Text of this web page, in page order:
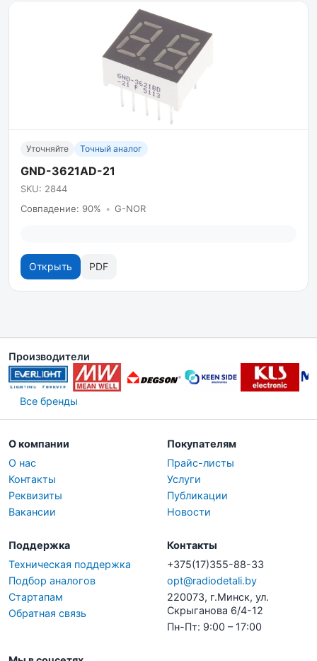
Уточняйте Точный аналог
GND-3621AD-21
SKU: 2844
Совпадение: 90% • G-NOR
Открыть PDF
Производители
Все бренды
О компании
О нас
Контакты
Реквизиты
Вакансии
Покупателям
Прайс-листы
Услуги
Публикации
Новости
Поддержка
Техническая поддержка
Подбор аналогов
Стартапам
Обратная связь
Контакты
+375(17)355-88-33
opt@radiodetali.by
220073, г.Минск, ул.
Скрыганова 6/4-12
Пн-Пт: 9:00 – 17:00